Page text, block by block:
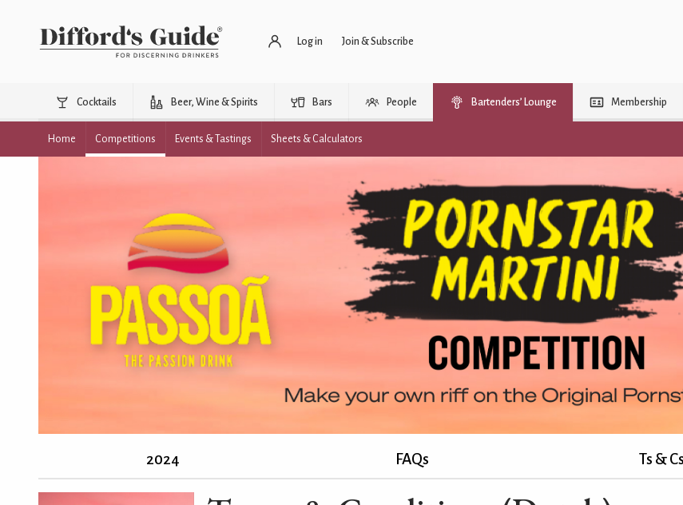
Log in Join & Subscribe
Cocktails Beer, Wine & Spirits Bars People Bartenders’ Lounge Membership
Home Competitions Events & Tastings Sheets & Calculators
2024 FAQs Ts & Cs